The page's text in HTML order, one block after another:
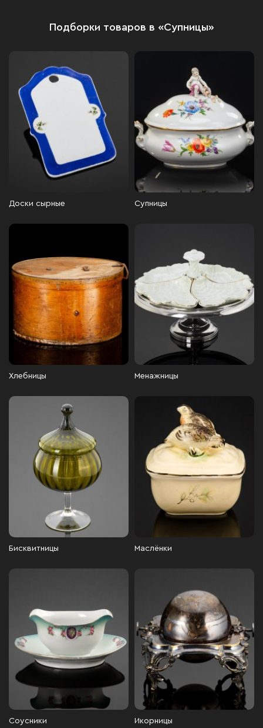
Подборки товаров в «Супницы»
Доски сырные Супницы
Хлебницы Менажницы
Бисквитницы Маслёнки
Соусники Икорницы